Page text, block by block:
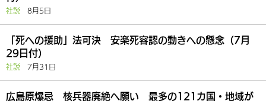
社説 8月5日
「死への援助」法可決 安楽死容認の動きへの懸念（7月
29日付）
社説 7月31日
広島原爆忌 核兵器廃絶へ願い 最多の121カ国・地域が